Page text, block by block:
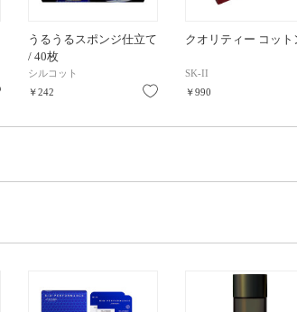
お気に入り
うるうるスポンジ仕立て
/ 40枚
シルコット
￥242
お気に入り
クオリティー コット
SK-II
￥990